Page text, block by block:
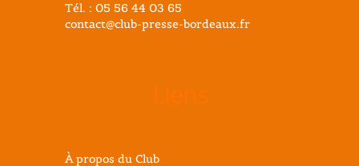
Tél. : 05 56 44 03 65
contact@club-presse-bordeaux.fr
À propos du Club